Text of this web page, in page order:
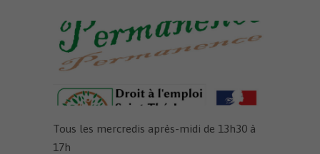
Tous les mercredis après-midi de 13h30 à
17h